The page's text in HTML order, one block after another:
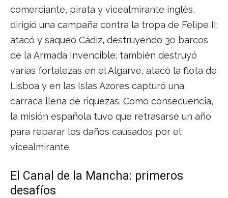
comerciante, pirata y vicealmirante inglés,
dirigió una campaña contra la tropa de Felipe II:
atacó y saqueó Cádiz, destruyendo 30 barcos
de la Armada Invencible; también destruyó
varias fortalezas en el Algarve, atacó la flota de
Lisboa y en las Islas Azores capturó una
carraca llena de riquezas. Como consecuencia,
la misión española tuvo que retrasarse un año
para reparar los daños causados por el
vicealmirante.
El Canal de la Mancha: primeros
desafíos